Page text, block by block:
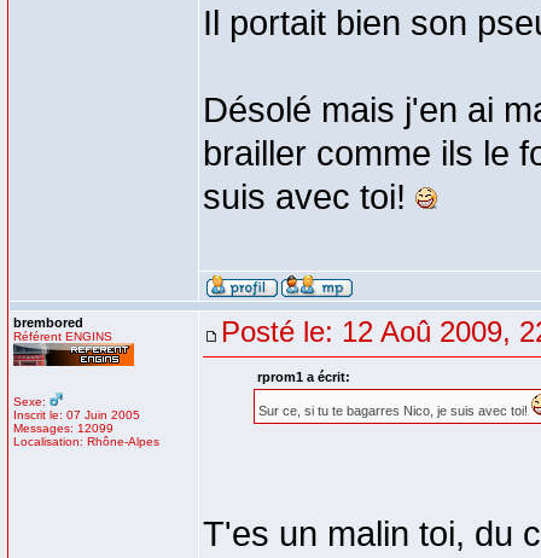
Il portait bien son
Désolé mais j'en ai
brailler comme ils le
suis avec toi!
brembored
Référent ENGINS
Sexe:
Inscrit le: 07 Juin 2005
Messages: 12099
Localisation: Rhône-Alpes
Posté le: 12 Aoû 2009,
rprom1 a écrit:
Sur ce, si tu te bagarres Nico, je suis avec toi!
T'es un malin toi, du